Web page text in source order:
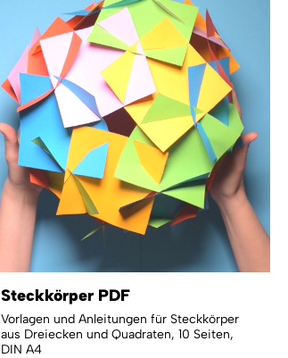
Steckkörper PDF
Vorlagen und Anleitungen für Steckkörper
aus Dreiecken und Quadraten, 10 Seiten,
DIN A4